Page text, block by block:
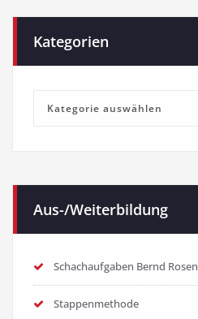
Kategorien
Kategorien
Aus-/Weiterbildung
Schachaufgaben Bernd Rosen
Stappenmethode